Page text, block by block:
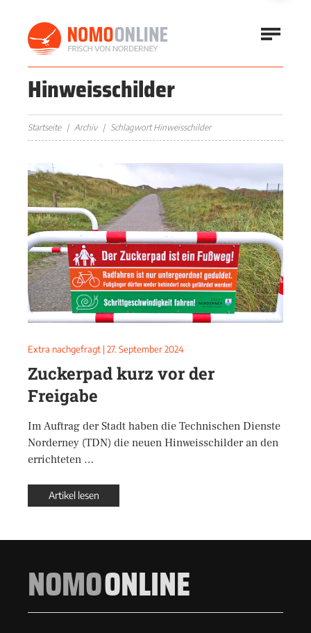
Hinweisschilder
Startseite Archiv Schlagwort Hinweisschilder
Extra nachgefragt | 27. September 2024
Zuckerpad kurz vor der
Freigabe
Im Auftrag der Stadt haben die Technischen Dienste
Norderney (TDN) die neuen Hinweisschilder an den
errichteten …
Artikel lesen
NOMOONLINE